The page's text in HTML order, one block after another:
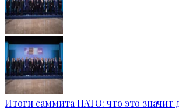
Итоги саммита НАТО: что это значит